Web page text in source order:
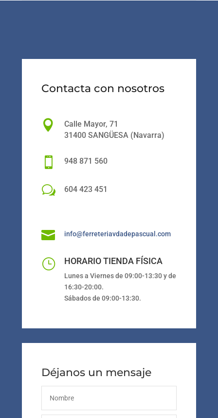
Contacta con nosotros

Calle Mayor, 71
31400 SANGÜESA (Navarra)
 948 871 560
w 604 423 451
 info@ferreteriavdadepascual.com
} HORARIO TIENDA FÍSICA
Lunes a Viernes de 09:00-13:30 y de
16:30-20:00.
Sábados de 09:00-13:30.
Déjanos un mensaje